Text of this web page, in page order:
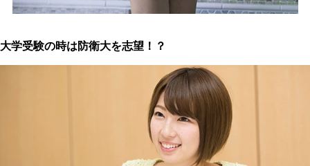
大学受験の時は防衛大を志望！？